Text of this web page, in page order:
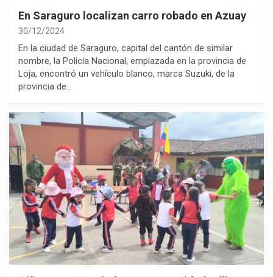
En Saraguro localizan carro robado en Azuay
30/12/2024
En la ciudad de Saraguro, capital del cantón de similar
nombre, la Policía Nacional, emplazada en la provincia de
Loja, encontró un vehículo blanco, marca Suzuki, de la
provincia de…